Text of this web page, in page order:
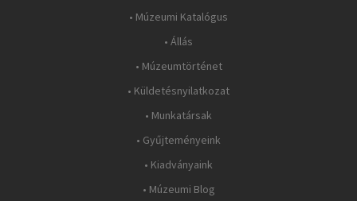
• Múzeumi Katalógus
• Állás
• Múzeumtörténet
• Küldetésnyilatkozat
• Munkatársak
• Gyűjteményeink
• Kiadványaink
• Múzeumi Blog